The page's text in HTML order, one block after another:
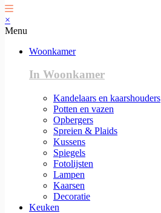
×
Menu
Woonkamer
In Woonkamer
Kandelaars en kaarshouders
Potten en vazen
Opbergers
Spreien & Plaids
Kussens
Spiegels
Fotolijsten
Lampen
Kaarsen
Decoratie
Keuken